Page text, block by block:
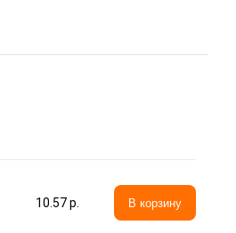
10.57 p. В корзину